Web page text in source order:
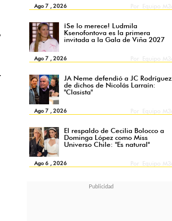
Ago 7 , 2026
¡Se lo merece! Ludmila
Ksenofontova es la primera
invitada a la Gala de Viña 2027
Ago 7 , 2026
JA Neme defendió a JC Rodríguez
de dichos de Nicolás Larraín:
"Clasista"
Ago 7 , 2026
El respaldo de Cecilia Bolocco a
Dominga López como Miss
Universo Chile: "Es natural"
Ago 6 , 2026